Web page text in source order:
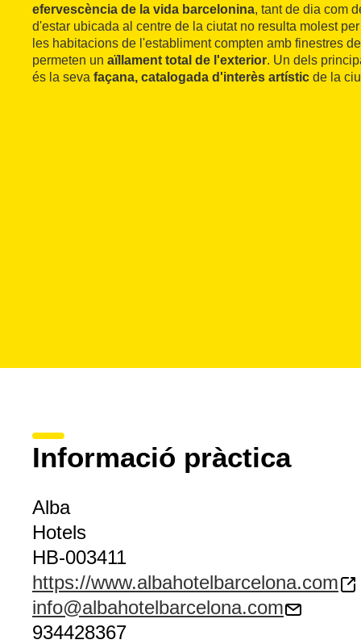
efervescència de la vida barcelonina, tant de dia com
d'estar ubicada al centre de la ciutat no resulta molest
les habitacions de l'establiment compten amb finestres
permeten un aïllament total de l'exterior. Un dels
és la seva façana, catalogada d'interès artístic de la
Informació pràctica
Alba
Hotels
HB-003411
https://www.albahotelbarcelona.com
info@albahotelbarcelona.com
934428367